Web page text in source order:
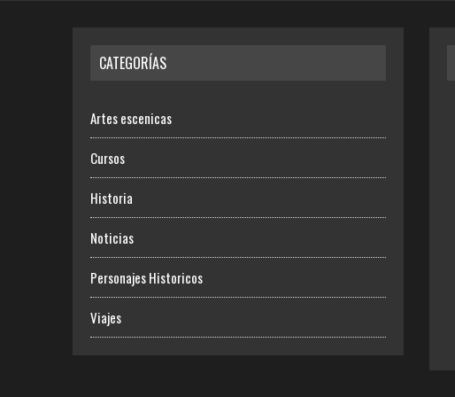
CATEGORÍAS
Artes escenicas
Cursos
Historia
Noticias
Personajes Historicos
Viajes